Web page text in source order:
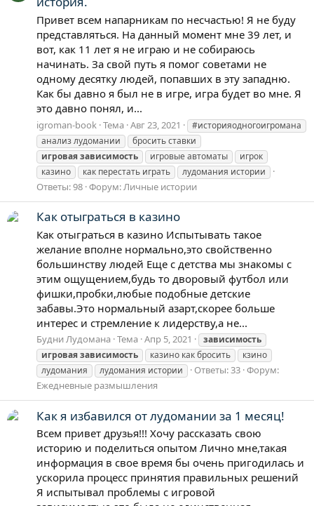
Привет всем напарникам по несчастью! Я не буду
представляться. На данный момент мне 39 лет, и
вот, как 11 лет я не играю и не собираюсь
начинать. За свой путь я помог советами не
одному десятку людей, попавших в эту западню.
Как бы давно я был не в игре, игра будет во мне. Я
это давно понял, и...
igroman-book Тема Авг 23, 2021
#историяодногоигромана
анализ лудомании
бросить ставки
игроваязависимость игровые автоматы
игрок
казино
как перестать играть лудомания истории
Ответы: 98 Форум: Личные истории
Как отыграться в казино
Как отыграться в казино Испытывать такое
желание вполне нормально,это свойственно
большинству людей Еще с детства мы знакомы с
этим ощущением,будь то дворовый футбол или
фишки,пробки,любые подобные детские
забавы.Это нормальный азарт,скорее больше
интерес и стремление к лидерству,а не...
Будни Лудомана Тема Апр 5, 2021
зависимость
игроваязависимость казино как бросить
кзино
лудомания
лудомания истории Ответы: 33 Форум:
Ежедневные размышления
Как я избавился от лудомании за 1 месяц!
Всем привет друзья!!! Хочу рассказать свою
историю и поделиться опытом Лично мне,такая
информация в свое время бы очень пригодилась и
ускорила процесс принятия правильных решений
Я испытывал проблемы с игровой